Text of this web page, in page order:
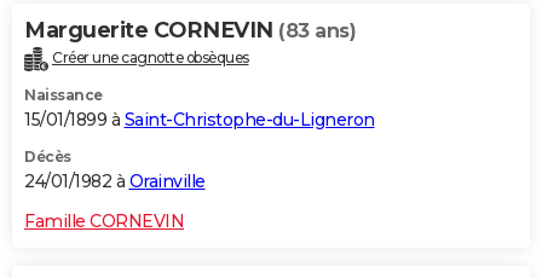
Marguerite CORNEVIN (83 ans)
Créer une cagnotte obsèques
Naissance
15/01/1899 à Saint-Christophe-du-Ligneron
Décès
24/01/1982 à Orainville
Famille CORNEVIN